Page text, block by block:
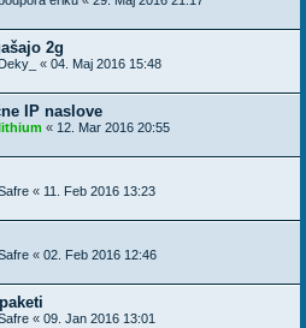
2g
Deky_ « 04. Maj 2016 15:48
IP naslove
« 12. Mar 2016 20:55
« 11. Feb 2016 13:23
« 02. Feb 2016 12:46
« 09. Jan 2016 13:01